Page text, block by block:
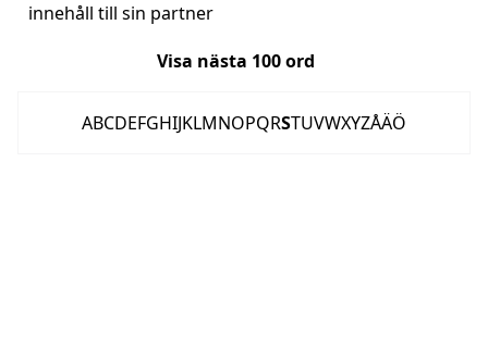
innehåll till sin partner
Visa nästa 100ord
ABCDEFGHIJKLMNOPQRSTUVWXYZÅÄÖ